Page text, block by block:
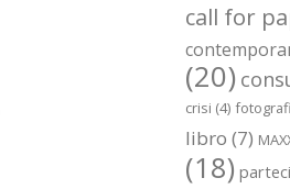
call for
(20)
crisi (4)
libro (7)
(18)